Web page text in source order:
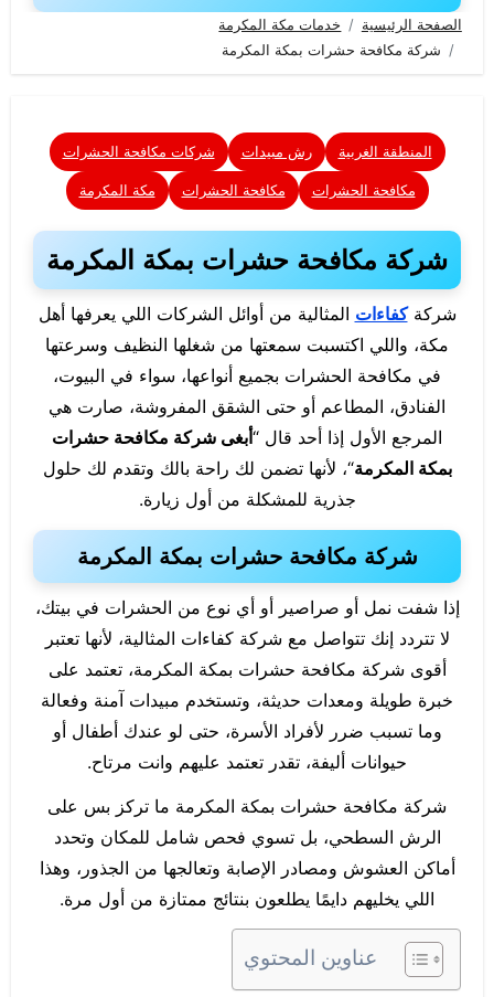
الصفحة الرئيسية
خدمات مكة المكرمة
شركة مكافحة حشرات بمكة المكرمة
المنطقة الغربية رش مبيدات شركات مكافحة الحشرات
مكافحة الحشرات مكافحة الحشرات مكة المكرمة
شركة مكافحة حشرات بمكة المكرمة
شركةكفاءات المثالية من أوائل الشركات اللي يعرفها أهل
مكة، واللي اكتسبت سمعتها من شغلها النظيف وسرعتها
في مكافحة الحشرات بجميع أنواعها، سواء في البيوت،
الفنادق، المطاعم أو حتى الشقق المفروشة، صارت هي
المرجع الأول إذا أحد قال “أبغى شركة مكافحة حشرات
بمكة المكرمة“، لأنها تضمن لك راحة بالك وتقدم لك حلول
جذرية للمشكلة من أول زيارة.
شركة مكافحة حشرات بمكة المكرمة
إذا شفت نمل أو صراصير أو أي نوع من الحشرات في بيتك،
لا تتردد إنك تتواصل مع شركة كفاءات المثالية، لأنها تعتبر
أقوى شركة مكافحة حشرات بمكة المكرمة، تعتمد على
خبرة طويلة ومعدات حديثة، وتستخدم مبيدات آمنة وفعالة
وما تسبب ضرر لأفراد الأسرة، حتى لو عندك أطفال أو
حيوانات أليفة، تقدر تعتمد عليهم وانت مرتاح.
شركة مكافحة حشرات بمكة المكرمة ما تركز بس على
الرش السطحي، بل تسوي فحص شامل للمكان وتحدد
أماكن العشوش ومصادر الإصابة وتعالجها من الجذور، وهذا
اللي يخليهم دايمًا يطلعون بنتائج ممتازة من أول مرة.
عناوين المحتوي